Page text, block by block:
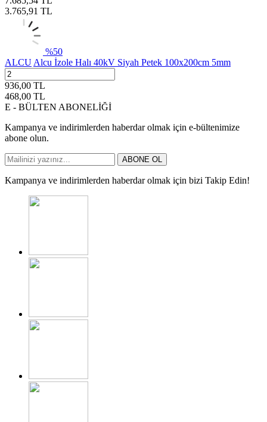
3.765,91 TL
%50
ALCU Alcu İzole Halı 40kV Siyah Petek 100x200cm 5mm
936,00 TL
468,00 TL
E - BÜLTEN ABONELİĞİ
Kampanya ve indirimlerden haberdar olmak için e-bültenimize
abone olun.
ABONE OL
Kampanya ve indirimlerden haberdar olmak için bizi Takip Edin!